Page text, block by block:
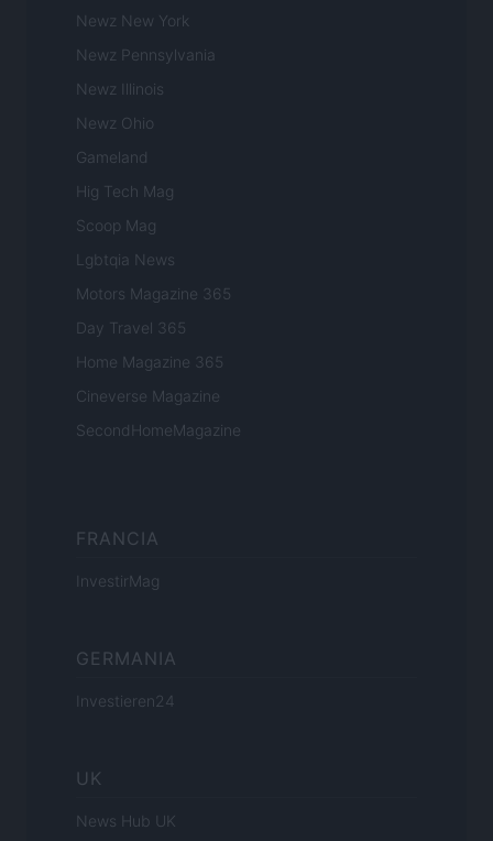
Newz New York
Newz Pennsylvania
Newz Illinois
Newz Ohio
Gameland
Hig Tech Mag
Scoop Mag
Lgbtqia News
Motors Magazine 365
Day Travel 365
Home Magazine 365
Cineverse Magazine
SecondHomeMagazine
FRANCIA
InvestirMag
GERMANIA
Investieren24
UK
News Hub UK